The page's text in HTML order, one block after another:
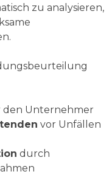
zu analysieren,
den Unternehmer
vor Unfällen
durch